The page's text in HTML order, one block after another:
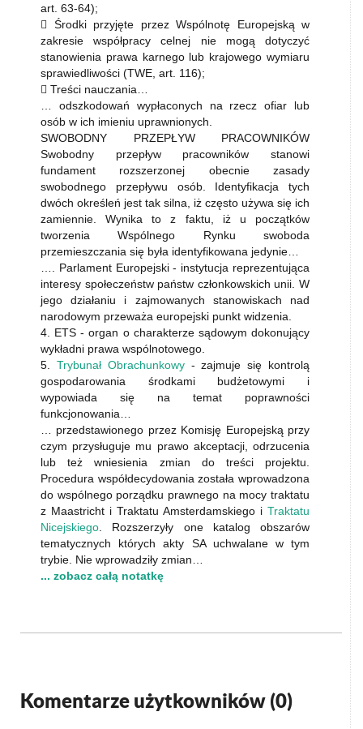
art. 63-64);
 Środki przyjęte przez Wspólnotę Europejską w
zakresie współpracy celnej nie mogą dotyczyć
stanowienia prawa karnego lub krajowego wymiaru
sprawiedliwości (TWE, art. 116);
 Treści nauczania…
… odszkodowań wypłaconych na rzecz ofiar lub
osób w ich imieniu uprawnionych.
SWOBODNY PRZEPŁYW PRACOWNIKÓW
Swobodny przepływ pracowników stanowi
fundament rozszerzonej obecnie zasady
swobodnego przepływu osób. Identyfikacja tych
dwóch określeń jest tak silna, iż często używa się ich
zamiennie. Wynika to z faktu, iż u początków
tworzenia Wspólnego Rynku swoboda
przemieszczania się była identyfikowana jedynie…
…. Parlament Europejski - instytucja reprezentująca
interesy społeczeństw państw członkowskich unii. W
jego działaniu i zajmowanych stanowiskach nad
narodowym przeważa europejski punkt widzenia.
4. ETS - organ o charakterze sądowym dokonujący
wykładni prawa wspólnotowego.
5. Trybunał Obrachunkowy- zajmuje się kontrolą
gospodarowania środkami budżetowymi i
wypowiada się na temat poprawności
funkcjonowania…
… przedstawionego przez Komisję Europejską przy
czym przysługuje mu prawo akceptacji, odrzucenia
lub też wniesienia zmian do treści projektu.
Procedura współdecydowania została wprowadzona
do wspólnego porządku prawnego na mocy traktatu
z Maastricht i Traktatu Amsterdamskiego i Traktatu
Nicejskiego . Rozszerzyły one katalog obszarów
tematycznych których akty SA uchwalane w tym
trybie. Nie wprowadziły zmian…
... zobacz całą notatkę
Komentarze użytkowników (0)